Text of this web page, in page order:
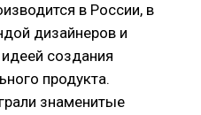
в России, в
дизайнеров и
создания
продукта.
знаменитые